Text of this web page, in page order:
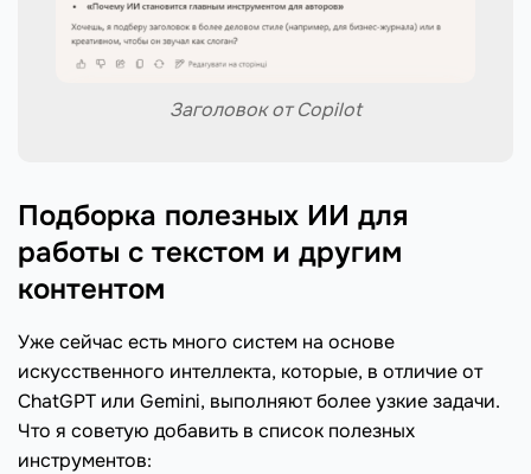
Заголовок от Copilot
Подборка полезных ИИ для
работы с текстом и другим
контентом
Уже сейчас есть много систем на основе
искусственного интеллекта, которые, в отличие от
ChatGPT или Gemini, выполняют более узкие задачи.
Что я советую добавить в список полезных
инструментов: